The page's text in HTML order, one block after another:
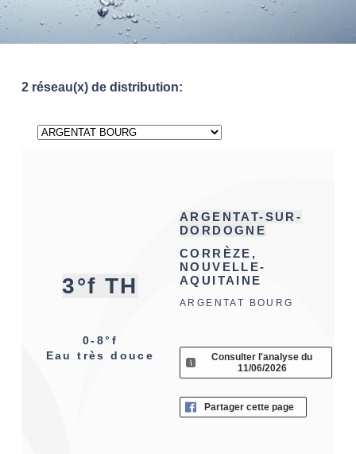
2 réseau(x) de distribution:
3°f TH
0-8°f
Eau très douce
ARGENTAT-SUR-
DORDOGNE
CORRÈZE,
NOUVELLE-
AQUITAINE
ARGENTAT BOURG
Consulter l'analyse du
11/06/2026
Partager cette page